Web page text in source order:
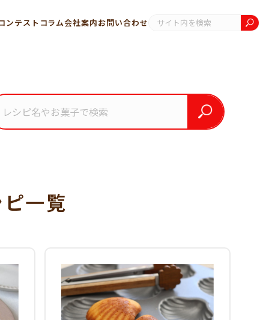
ンテスト コラム会社案内お問い合わせ
一覧